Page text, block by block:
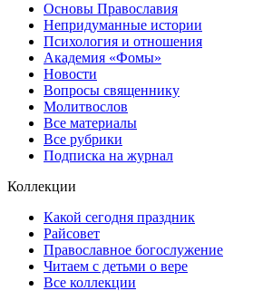
Основы Православия
Непридуманные истории
Психология и отношения
Академия «Фомы»
Новости
Вопросы священнику
Молитвослов
Все материалы
Все рубрики
Подписка на журнал
Коллекции
Какой сегодня праздник
Райсовет
Православное богослужение
Читаем с детьми о вере
Все коллекции